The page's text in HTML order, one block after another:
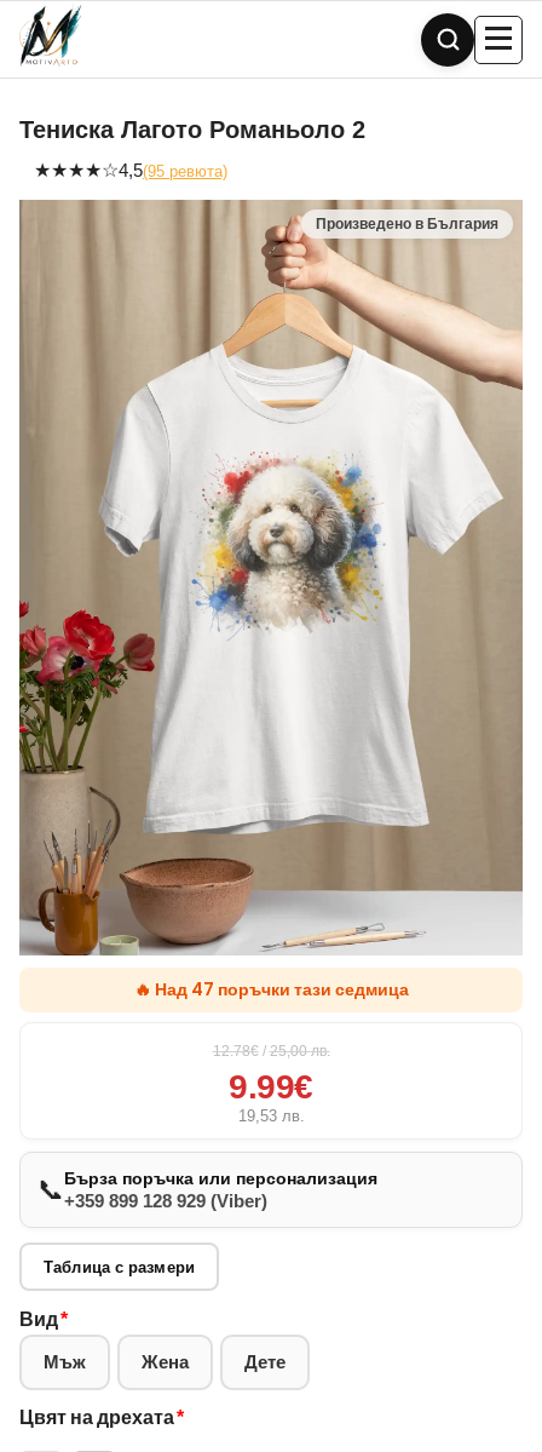
Skip
content
Тениска Лагото Романьоло 2
★★★★☆4,5(95 ревюта)
🔥 Над 47 поръчки тази седмица
12.78€ / 25,00лв.
9.99€
19,53 лв.
📞Бърза поръчка или персонализация
+359 899 128 929 (Viber)
Таблица с размери
Вид*
Мъж Жена Дете
Цвят на дрехата*